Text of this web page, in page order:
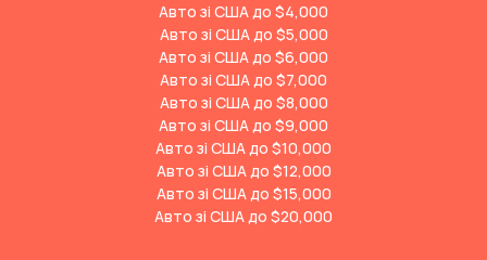
Авто зі США до $4,000
Авто зі США до $5,000
Авто зі США до $6,000
Авто зі США до $7,000
Авто зі США до $8,000
Авто зі США до $9,000
Авто зі США до $10,000
Авто зі США до $12,000
Авто зі США до $15,000
Авто зі США до $20,000